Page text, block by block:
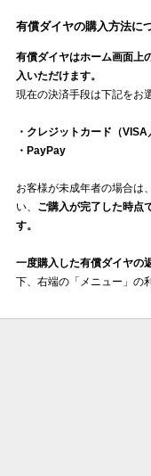
有償ダイヤの購入方法に
有償ダイヤはホーム画面上
入いただけます。
現在の決済手段は下記をお
・クレジットカード（
・PayPay
お客様が未成年者の場合は
い、 ご購入が完了した時点
す。
一度購入した有償ダイヤの
下、右端の「メニュー」の